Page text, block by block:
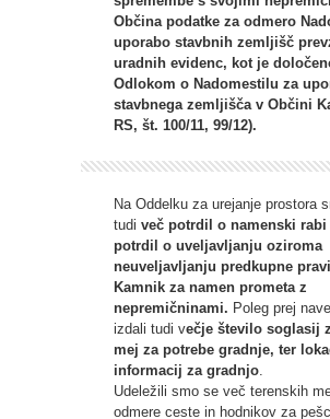
Občina podatke za odmero
uporabo stavbnih zemljišč
uradnih evidenc, kot je
Odlokom o Nadomestilu za
stavbnega zemljišča v Občini
RS, št. 100/11, 99/12).
Na Oddelku za urejanje prostora
tudi več potrdil o namenski
potrdil o uveljavljanju oziroma
neuveljavljanju predkupne
Kamnik za namen prometa z
nepremičninami. Poleg prej
izdali tudi večje število soglasij
mej za potrebe gradnje, ter
informacij za gradnjo
Udeležili smo se več terenskih
odmere ceste in hodnikov za